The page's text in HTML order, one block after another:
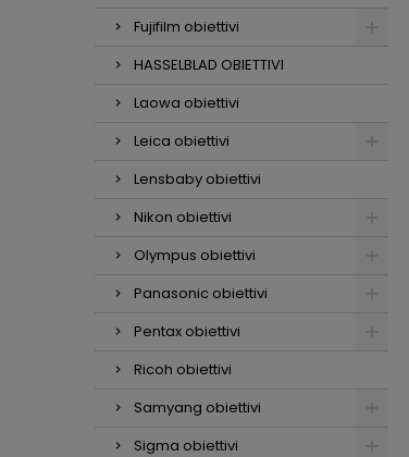
Fujifilm obiettivi
HASSELBLAD OBIETTIVI
Laowa obiettivi
Leica obiettivi
Lensbaby obiettivi
Nikon obiettivi
Olympus obiettivi
Panasonic obiettivi
Pentax obiettivi
Ricoh obiettivi
Samyang obiettivi
Sigma obiettivi